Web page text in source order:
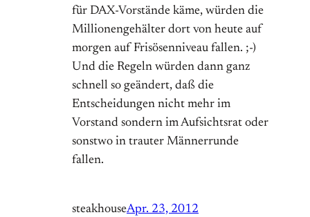
für DAX-Vorstände käme, würden die
Millionengehälter dort von heute auf
morgen auf Frisösenniveau fallen. ;-)
Und die Regeln würden dann ganz
schnell so geändert, daß die
Entscheidungen nicht mehr im
Vorstand sondern im Aufsichtsrat oder
sonstwo in trauter Männerrunde
fallen.
steakhouseApr. 23, 2012